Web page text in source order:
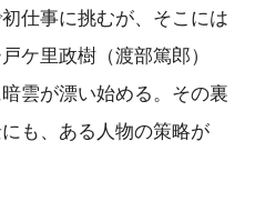
仕事に挑むが、そこには
ケ里政樹（渡部篤郎）
雲が漂い始める。その裏
も、ある人物の策略が